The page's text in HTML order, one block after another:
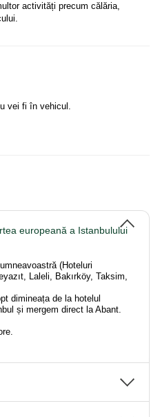
activități precum călăria,
vei fi în vehicul.
europeană a Istanbulului
(Hoteluri
Laleli, Bakırköy, Taksim,
dimineața de la hotelul
și mergem direct la Abant.